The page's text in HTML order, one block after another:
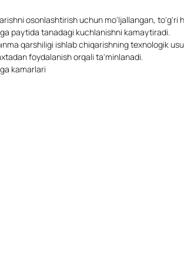
osonlashtirish uchun mo'ljallangan, to'g'ri
paytida tanadagi kuchlanishni kamaytiradi.
qarshiligi ishlab chiqarishning texnologik
foydalanish orqali ta'minlanadi.
kamarlari